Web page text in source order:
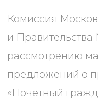
Комиссия
и
рассмотрению
предложений о
«Почетный